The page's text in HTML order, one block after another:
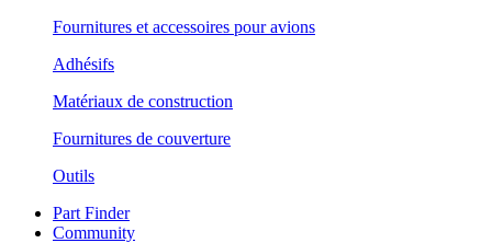
Fournitures et accessoires pour avions
Adhésifs
Matériaux de construction
Fournitures de couverture
Outils
Part Finder
Community